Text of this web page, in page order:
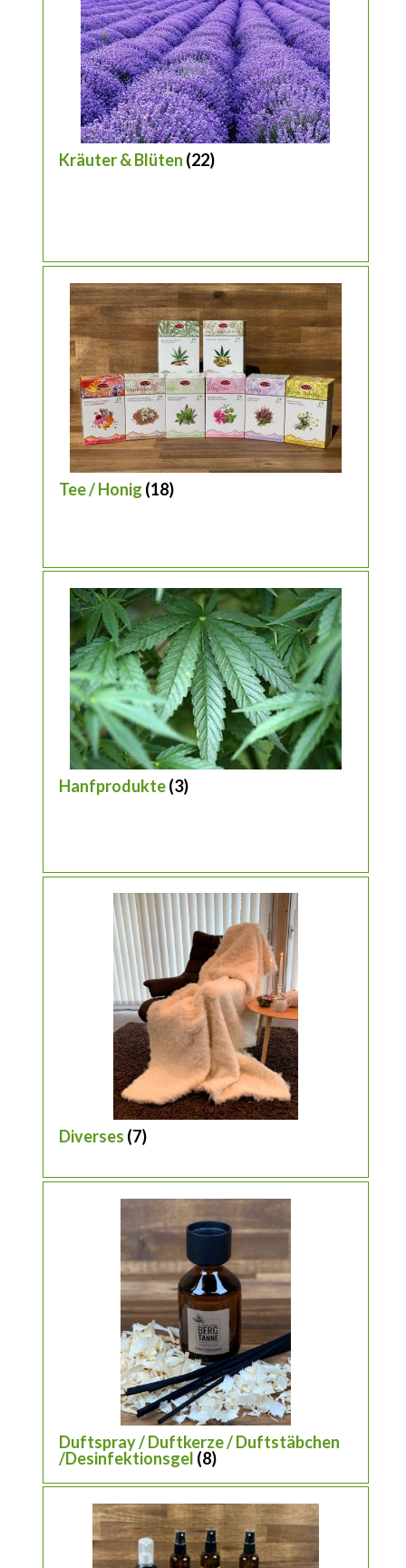
Kräuter & Blüten (22)
Tee / Honig (18)
Hanfprodukte(3)
Diverses (7)
Duftspray / Duftkerze / Duftstäbchen
/Desinfektionsgel (8)